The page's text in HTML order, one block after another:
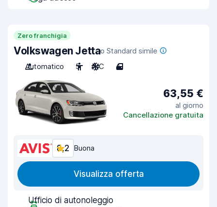
Zero franchigia
Volkswagen Jettao Standard simile
Automatico
5 A/C 4
63,55 €
al giorno
Cancellazione gratuita
8,2 Buona
Visualizza offerta
Ufficio di autonoleggio